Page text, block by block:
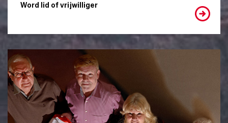
Word lid of vrijwilliger